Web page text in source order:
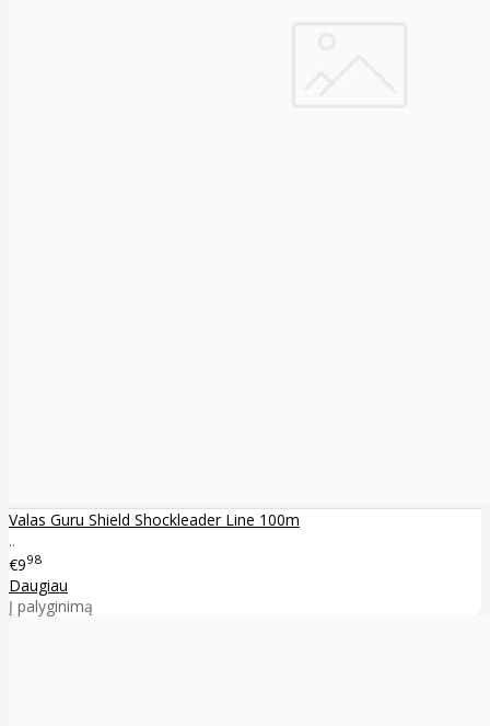
Valas Guru Shield Shockleader Line 100m
..
€998
Daugiau
Į palyginimą